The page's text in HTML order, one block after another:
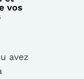
vos
avez